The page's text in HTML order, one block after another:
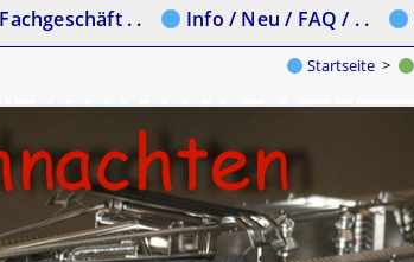
Fachgeschäft . . Info / Neu / FAQ / . .
Startseite >